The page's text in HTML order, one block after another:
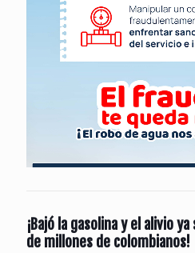
¡Bajó la gasolina y el alivio
de millones de colombianos!